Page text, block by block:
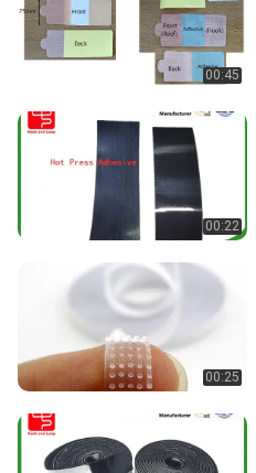
00:45
00:22
00:25